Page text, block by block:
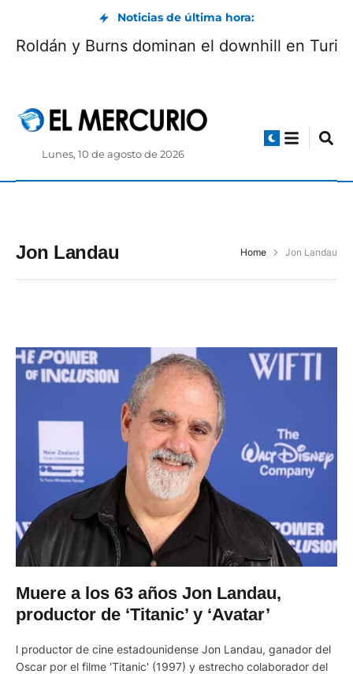
Noticias de última hora:
Roldán y Burns dominan el downhill en Turi
Lunes, 10 de agosto de 2026
Jon Landau Home Jon Landau
Muere a los 63 años Jon Landau,
productor de ‘Titanic’ y ‘Avatar’
l productor de cine estadounidense Jon Landau, ganador del
Oscar por el filme 'Titanic' (1997) y estrecho colaborador del